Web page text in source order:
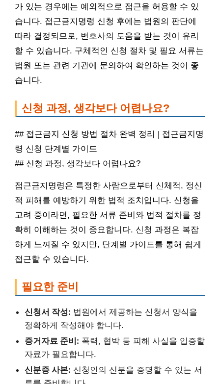
가 있는 경우에는 예외적으로 접근을 허용할 수 있
습니다. 접근금지명령 신청 후에는 법원의 판단에
따라 결정되므로, 변호사의 도움을 받는 것이 유리
할 수 있습니다. 구체적인 신청 절차 및 필요 서류는
법원 또는 관련 기관에 문의하여 확인하는 것이 좋
습니다.
신청 과정, 생각보다 어렵나요?
## 접근금지 신청 방법 절차 완벽 정리 | 접근금지명
령 신청 단계별 가이드
## 신청 과정, 생각보다 어렵나요?
접근금지명령은 특정한 사람으로부터 신체적, 정신
적 피해를 예방하기 위한 법적 조치입니다. 신청을
고려 중이라면, 필요한 서류 준비와 법적 절차를 정
확히 이해하는 것이 중요합니다. 신청 과정은 복잡
하게 느껴질 수 있지만, 단계별 가이드를 통해 쉽게
접근할 수 있습니다.
필요한 준비
신청서 작성: 법원에서 제공하는 신청서 양식을
정확하게 작성해야 합니다.
증거자료 준비: 폭력, 협박 등 피해 사실을 입증할
자료가 필요합니다.
신분증 사본: 신청인의 신분을 증명할 수 있는 서